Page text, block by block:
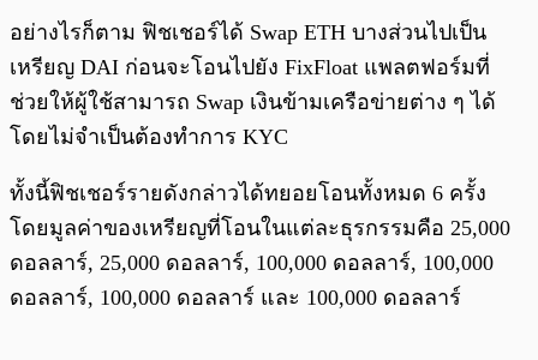
อย่างไรก็ตาม ฟิชเชอร์ได้ Swap ETH บางส่วนไปเป็น
เหรียญ DAI ก่อนจะโอนไปยัง FixFloat แพลตฟอร์มที่
ช่วยให้ผู้ใช้สามารถ Swap เงินข้ามเครือข่ายต่าง ๆ ได้
โดยไม่จำเป็นต้องทำการ KYC
ทั้งนี้ฟิชเชอร์รายดังกล่าวได้ทยอยโอนทั้งหมด 6 ครั้ง
โดยมูลค่าของเหรียญที่โอนในแต่ละธุรกรรมคือ 25,000
ดอลลาร์, 25,000 ดอลลาร์, 100,000 ดอลลาร์, 100,000
ดอลลาร์, 100,000 ดอลลาร์ และ 100,000 ดอลลาร์